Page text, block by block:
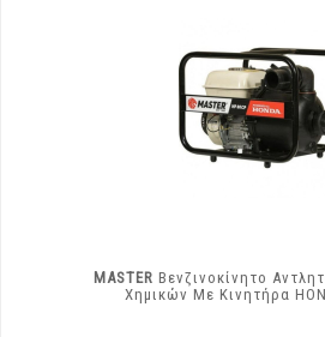
MASTER Βενζινοκίνητο
Χημικών Με Κινητήρα